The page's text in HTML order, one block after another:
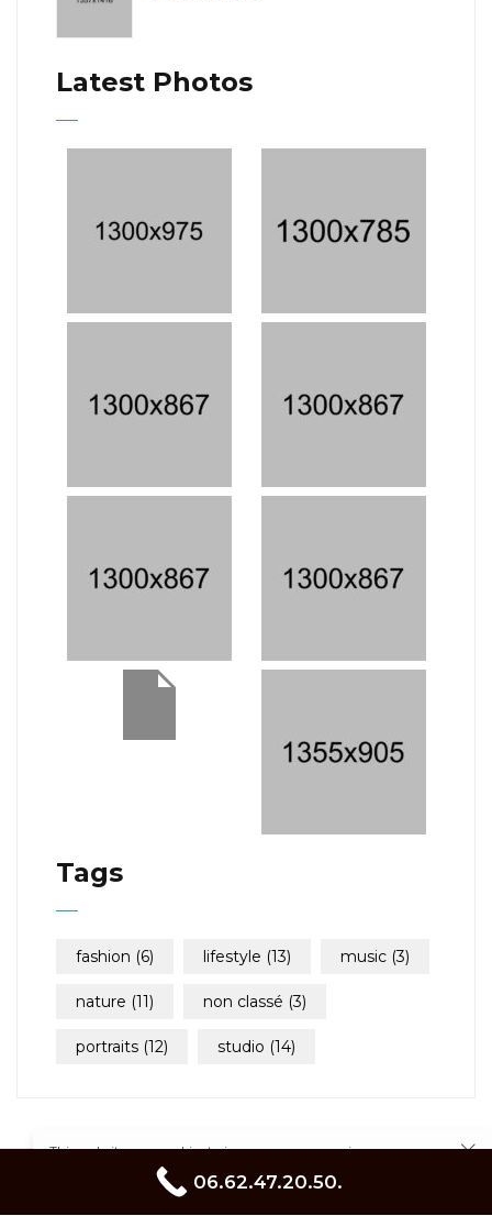
Latest Photos
Tags
fashion (6) lifestyle (13) music (3)
nature (11) non classé (3)
portraits (12) studio (14)
facebook
This website uses cookies to improve your experience.
06.62.47.20.50.